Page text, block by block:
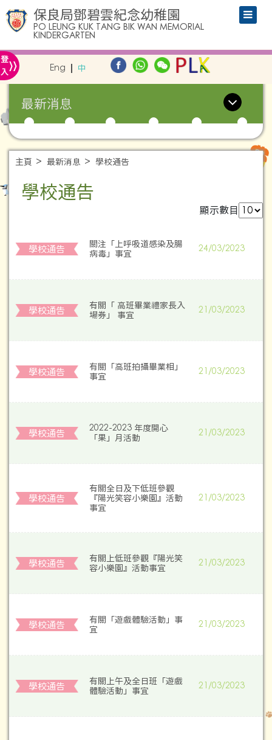
保良局鄧碧雲紀念幼稚園
PO LEUNG KUK TANG BIK WAN MEMORIAL
KINDERGARTEN
登
入» Eng 中
最新消息
主頁 最新消息 學校通告
學校通告
顯示數目
學校通告
關注「上呼吸道感染及腸
病毒」事宜
24/03/2023
學校通告
有關「 高班畢業禮家長入
場券」 事宜
21/03/2023
學校通告
有關「高班拍攝畢業相」
事宜
21/03/2023
學校通告
2022-2023 年度開心
「果」月活動
21/03/2023
學校通告
有關全日及下低班參觀
『陽光笑容小樂園』活動
事宜
21/03/2023
學校通告
有關上低班參觀『陽光笑
容小樂園』活動事宜
21/03/2023
學校通告
有關「遊戲體驗活動」事
宜
21/03/2023
學校通告
有關上午及全日班「遊戲
體驗活動」事宜
21/03/2023